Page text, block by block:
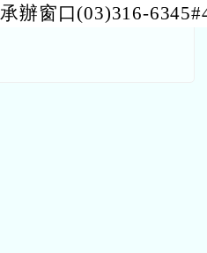
辦窗口(03)316-